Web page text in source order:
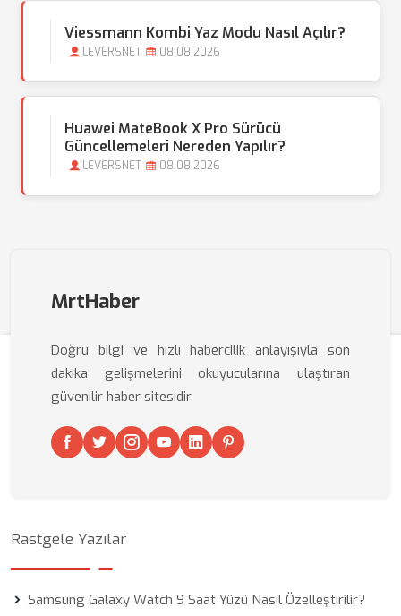
Viessmann Kombi Yaz Modu Nasıl Açılır?
LEVERSNET 08.08.2026
Huawei MateBook X Pro Sürücü
Güncellemeleri Nereden Yapılır?
LEVERSNET 08.08.2026
MrtHaber
Doğru bilgi ve hızlı habercilik anlayışıyla son
dakika gelişmelerini okuyucularına ulaştıran
güvenilir haber sitesidir.
Rastgele Yazılar
Samsung Galaxy Watch 9 Saat Yüzü Nasıl Özelleştirilir?